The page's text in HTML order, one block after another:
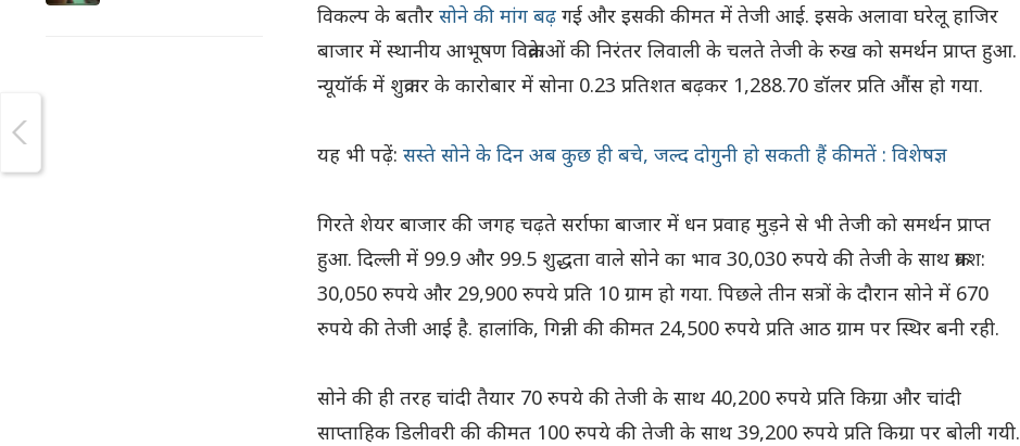
विकल्प के बतौर सोने की मांग बढ़ गई और इसकी कीमत में तेजी आई. इसके अलावा घरेलू हाजिर
बाजार में स्थानीय आभूषण विक्रेताओं की निरंतर लिवाली के चलते तेजी के रुख को समर्थन प्राप्त हुआ.
न्यूयॉर्क में शुक्रवार के कारोबार में सोना 0.23 प्रतिशत बढ़कर 1,288.70 डॉलर प्रति औंस हो गया.
यह भी पढ़ें: सस्ते सोने के दिन अब कुछ ही बचे, जल्द दोगुनी हो सकती हैं कीमतें : विशेषज्ञ
गिरते शेयर बाजार की जगह चढ़ते सर्राफा बाजार में धन प्रवाह मुड़ने से भी तेजी को समर्थन प्राप्त
हुआ. दिल्ली में 99.9 और 99.5 शुद्धता वाले सोने का भाव 30,030 रुपये की तेजी के साथ क्रमश:
30,050 रुपये और 29,900 रुपये प्रति 10 ग्राम हो गया. पिछले तीन सत्रों के दौरान सोने में 670
रुपये की तेजी आई है. हालांकि, गिन्नी की कीमत 24,500 रुपये प्रति आठ ग्राम पर स्थिर बनी रही.
सोने की ही तरह चांदी तैयार 70 रुपये की तेजी के साथ 40,200 रुपये प्रति किग्रा और चांदी
साप्ताहिक डिलीवरी की कीमत 100 रुपये की तेजी के साथ 39,200 रुपये प्रति किग्रा पर बोली गयी.